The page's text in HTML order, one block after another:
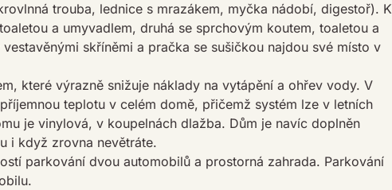
trouba, lednice s mrazákem, myčka nádobí, digestoř). K
a umyvadlem, druhá se sprchovým koutem, toaletou a
skříněmi a pračka se sušičkou najdou své místo v
které výrazně snižuje náklady na vytápění a ohřev vody. V
teplotu v celém domě, přičemž systém lze v letních
je vinylová, v koupelnách dlažba. Dům je navíc doplněn
i když zrovna nevětráte.
parkování dvou automobilů a prostorná zahrada. Parkování